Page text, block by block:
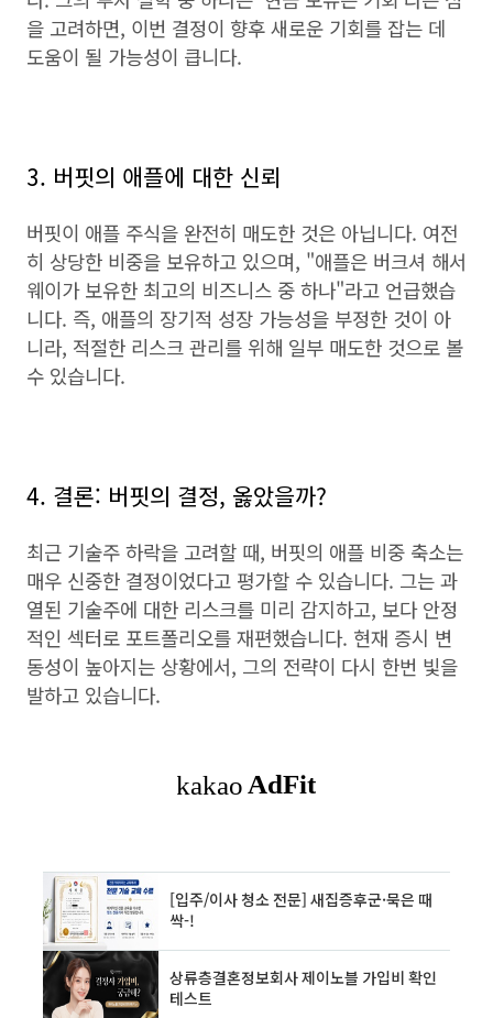
을 고려하면, 이번 결정이 향후 새로운 기회를 잡는 데
도움이 될 가능성이 큽니다.
3. 버핏의 애플에 대한 신뢰
버핏이 애플 주식을 완전히 매도한 것은 아닙니다. 여전
히 상당한 비중을 보유하고 있으며, "애플은 버크셔 해서
웨이가 보유한 최고의 비즈니스 중 하나"라고 언급했습
니다. 즉, 애플의 장기적 성장 가능성을 부정한 것이 아
니라, 적절한 리스크 관리를 위해 일부 매도한 것으로 볼
수 있습니다.
4. 결론: 버핏의 결정, 옳았을까?
최근 기술주 하락을 고려할 때, 버핏의 애플 비중 축소는
매우 신중한 결정이었다고 평가할 수 있습니다. 그는 과
열된 기술주에 대한 리스크를 미리 감지하고, 보다 안정
적인 섹터로 포트폴리오를 재편했습니다. 현재 증시 변
동성이 높아지는 상황에서, 그의 전략이 다시 한번 빛을
발하고 있습니다.